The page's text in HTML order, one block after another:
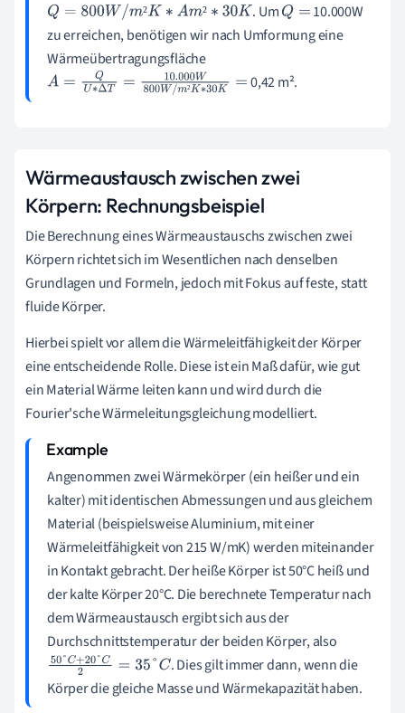
² ²
Q= 800W/m²K∗Am² ∗ 30K . UmQ=
10.000W
zu erreichen, benötigen wir nach Umformung eine
Wärmeübertragungsfläche
²
A= QU ∗ΔT=10.000W800W/m²K∗3 0,42 m².
Wärmeaustausch zwischen zwei
Körpern: Rechnungsbeispiel
Die Berechnung eines Wärmeaustauschs zwischen zwei
Körpern richtet sich im Wesentlichen nach denselben
Grundlagen und Formeln, jedoch mit Fokus auf feste, statt
fluide Körper.
Hierbei spielt vor allem die Wärmeleitfähigkeit der Körper
eine entscheidende Rolle. Diese ist ein Maß dafür, wie gut
ein Material Wärme leiten kann und wird durch die
Fourier'sche Wärmeleitungsgleichung modelliert.
Angenommen zwei Wärmekörper (ein heißer und ein
kalter) mit identischen Abmessungen und aus gleichem
Material (beispielsweise Aluminium, mit einer
Wärmeleitfähigkeit von 215 W/mK) werden miteinander
in Kontakt gebracht. Der heiße Körper ist 50°C heiß und
der kalte Körper 20°C. Die berechnete Temperatur nach
dem Wärmeaustausch ergibt sich aus der
Durchschnittstemperatur der beiden Körper, also
50°C+20°C2 =35 °C
. Dies gilt immer dann, wenn die
Körper die gleiche Masse und Wärmekapazität haben.